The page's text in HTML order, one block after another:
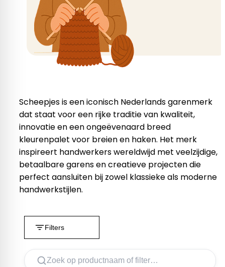
Scheepjes is een iconisch Nederlands garenmerk
dat staat voor een rijke traditie van kwaliteit,
innovatie en een ongeëvenaard breed
kleurenpalet voor breien en haken. Het merk
inspireert handwerkers wereldwijd met veelzijdige,
betaalbare garens en creatieve projecten die
perfect aansluiten bij zowel klassieke als moderne
handwerkstijlen.
Filters